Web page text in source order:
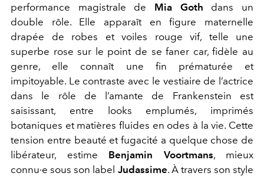
performance magistrale de Mia Goth dans un
double rôle. Elle apparaît en figure maternelle
drapée de robes et voiles rouge vif, telle une
superbe rose sur le point de se faner car, fidèle au
genre, elle connaît une fin prématurée et
impitoyable. Le contraste avec le vestiaire de l’actrice
dans le rôle de l’amante de Frankenstein est
saisissant, entre looks emplumés, imprimés
botaniques et matières fluides en odes à la vie. Cette
tension entre beauté et fugacité a quelque chose de
libérateur, estime Benjamin Voortmans, mieux
connu·e sous son label Judassime. À travers son style